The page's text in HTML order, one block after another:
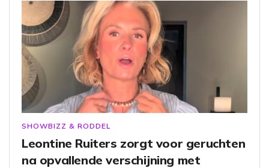
SHOWBIZZ & RODDEL
Leontine Ruiters zorgt voor geruchten
na opvallende verschijning met